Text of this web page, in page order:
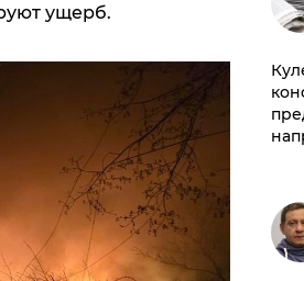
ущерб.